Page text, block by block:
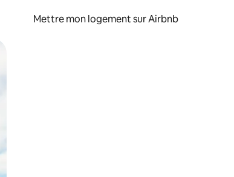
Mettre mon logement sur Airbnb